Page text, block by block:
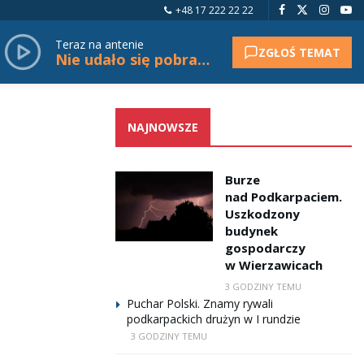
+48 17 222 22 22
Teraz na antenie
Nie udało się pobrać tytułu. ZGŁOŚ TEMAT
NAJNOWSZE
Burze
nad Podkarpaciem.
Uszkodzony
budynek
gospodarczy
w Wierzawicach
3 GODZINY TEMU
Puchar Polski. Znamy rywali
podkarpackich drużyn w I rundzie
3 GODZINY TEMU